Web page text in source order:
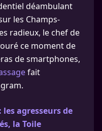
déambulant
les Champs-
radieux, le chef de
ce moment de
de smartphones,
fait
agresseurs de
la Toile